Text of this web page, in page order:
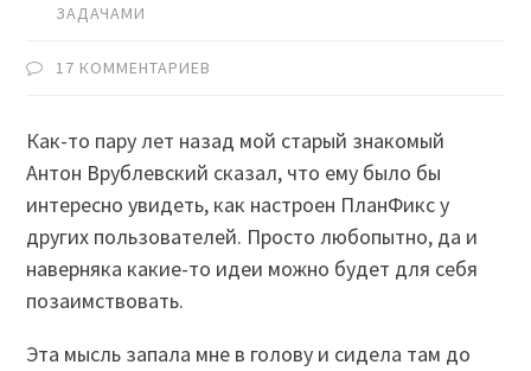
ЗАДАЧАМИ
17 КОММЕНТАРИЕВ
Как-то пару лет назад мой старый знакомый
Антон Врублевский сказал, что ему было бы
интересно увидеть, как настроен ПланФикс у
других пользователей. Просто любопытно, да и
наверняка какие-то идеи можно будет для себя
позаимствовать.
Эта мысль запала мне в голову и сидела там до